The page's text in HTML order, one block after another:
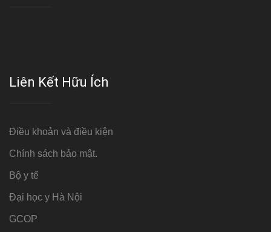
Liên Kết Hữu Ích
Điều khoản và điều kiện
Chính sách bảo mật.
Bộ y tế
Đại học y Hà Nội
GCOP